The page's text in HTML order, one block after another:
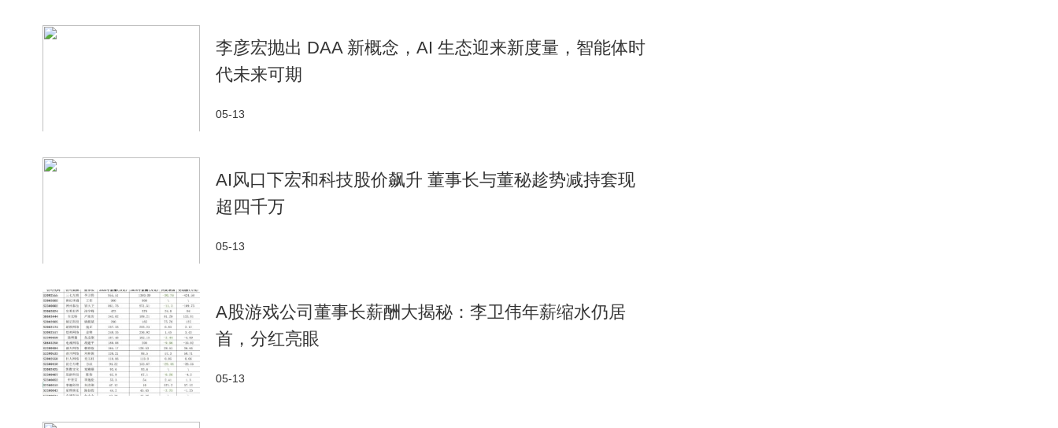
李彦宏抛出 DAA 新概念，AI 生态迎来新度量，智能体时
代未来可期
05-13
AI风口下宏和科技股价飙升 董事长与董秘趁势减持套现
超四千万
05-13
A股游戏公司董事长薪酬大揭秘：李卫伟年薪缩水仍居
首，分红亮眼
05-13